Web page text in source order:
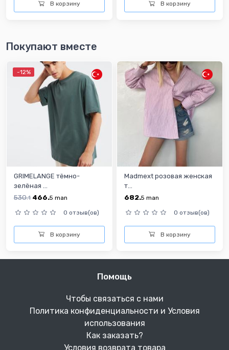
В корзину В корзину
Покупают вместе
-12%
GRIMELANGE тёмно-
зелёная ...
530.1 466.5 man
0 отзыв(ов)
В корзину
Madmext розовая женская
т...
682.5 man
0 отзыв(ов)
В корзину
Помощь
Чтобы связаться с нами
Политика конфиденциальности и Условия
использования
Как заказать?
Условия возврата товара